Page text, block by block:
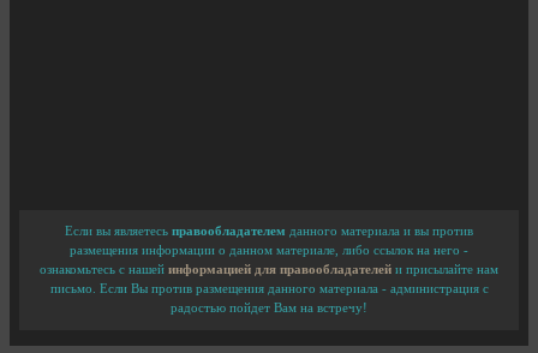
Если вы являетесь правообладателем данного материала и вы против
размещения информации о данном материале, либо ссылок на него -
ознакомьтесь с нашей информацией для правообладателей и присылайте нам
письмо. Если Вы против размещения данного материала - администрация с
радостью пойдет Вам на встречу!